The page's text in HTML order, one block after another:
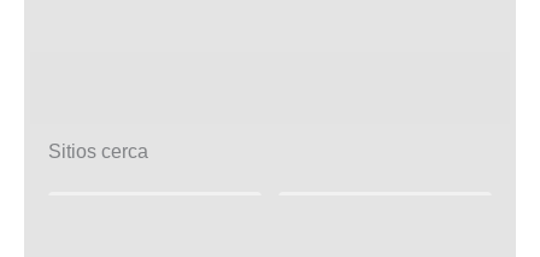
Sitios cerca